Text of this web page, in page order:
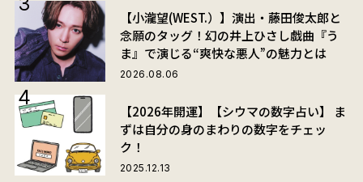
【小瀧望(WEST.）】演出・藤田俊太郎と
念願のタッグ！幻の井上ひさし戯曲『う
ま』で演じる“爽快な悪人”の魅力とは
2026.08.06
【2026年開運】【シウマの数字占い】 ま
ずは自分の身のまわりの数字をチェッ
ク！
2025.12.13